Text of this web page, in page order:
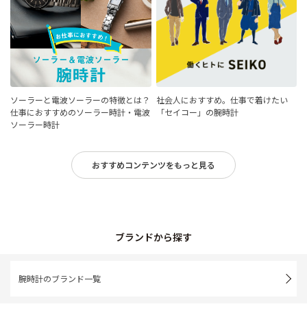
ソーラーと電波ソーラーの特徴とは？
仕事におすすめのソーラー時計・電波
ソーラー時計
社会人におすすめ。仕事で着けたい
「セイコー」の腕時計
おすすめコンテンツをもっと見る
ブランドから探す
腕時計のブランド一覧